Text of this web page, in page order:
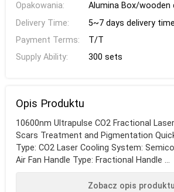
Opakowania:
Alumina Box/wooden
Delivery Time:
5~7 days delivery time
Payment Terms:
T/T
Supply Ability:
300 sets
Opis Produktu
10600nm Ultrapulse CO2 Fractional
Scars Treatment and Pigmentation
Type: CO2 Laser Cooling System:
Air Fan Handle Type: Fractional Handle ...
Zobacz opis produktu